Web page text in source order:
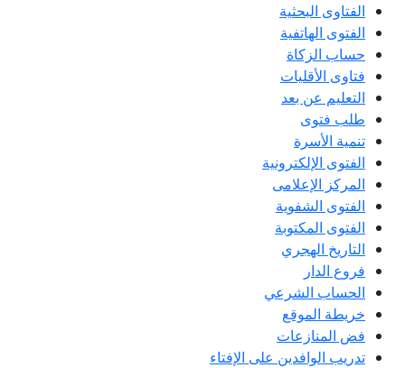
الفتاوى البحثية
الفتوى الهاتفية
حساب الزكاة
فتاوى الأقليات
التعليم عن بعد
طلب فتوى
تنمية الأسرة
الفتوى الإلكترونية
المركز الإعلامى
الفتوى الشفوية
الفتوى المكتوبة
التاريخ الهجري
فروع الدار
الحساب الشرعي
خريطة الموقع
فض المنازعات
تدريب الوافدين على الإفتاء